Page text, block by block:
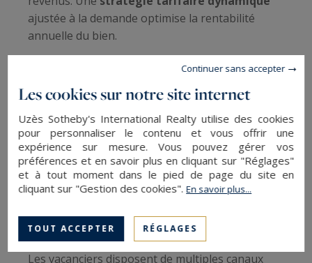
ajustée à la demande optimise la rentabilité
annuelle du bien.
Juillet-août : pic de demande et tarifs
Mai, juin, septembre : équilibre prix-
occupation
Octobre-avril : opportunités pour longs
séjours
vacances à Uzès
Les vacanciers disposent de multiples canaux
Les cookies sur notre site internet
Uzès Sotheby's International Realty utilise des cookies
pour personnaliser le contenu et vous offrir une
expérience sur mesure. Vous pouvez gérer vos
préférences et en savoir plus en cliquant sur "Réglages"
et à tout moment dans le pied de page du site en
cliquant sur "Gestion des cookies".En savoir plus...
TOUT ACCEPTER RÉGLAGES
Continuer sans accepter